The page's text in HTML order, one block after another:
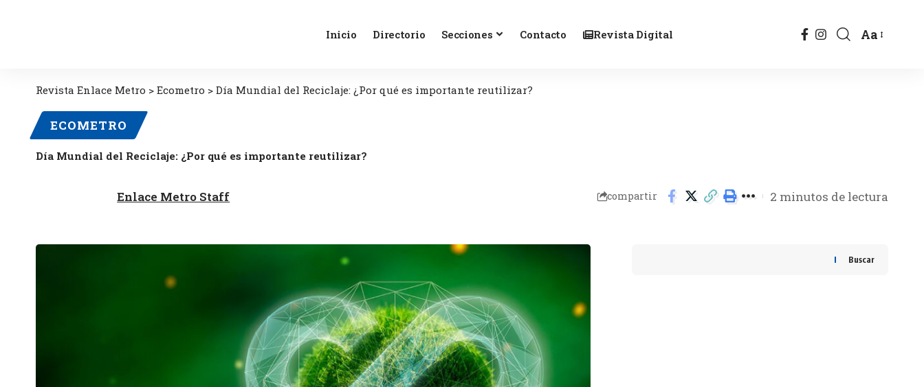
Inicio Directorio Secciones Contacto Revista Digital Aa
Revista Enlace Metro > Ecometro > Día Mundial del Reciclaje: ¿Por qué es importante reutilizar?
ECOMETRO
Día Mundial del Reciclaje: ¿Por qué es importante reutilizar?
Enlace Metro Staff compartir 2 minutos de lectura
Buscar